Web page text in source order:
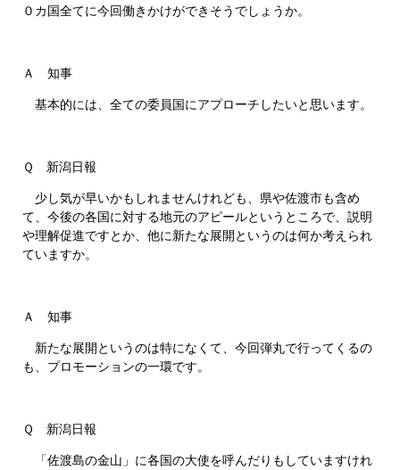
０カ国全てに今回働きかけができそうでしょうか。
Ａ 知事
基本的には、全ての委員国にアプローチしたいと思います。
Ｑ 新潟日報
少し気が早いかもしれませんけれども、県や佐渡市も含め
て、今後の各国に対する地元のアピールというところで、説明
や理解促進ですとか、他に新たな展開というのは何か考えられ
ていますか。
Ａ 知事
新たな展開というのは特になくて、今回弾丸で行ってくるの
も、プロモーションの一環です。
Ｑ 新潟日報
「佐渡島の金山」に各国の大使を呼んだりもしていますけれ